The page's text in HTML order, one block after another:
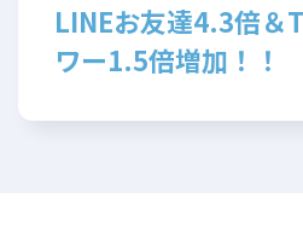
LINEお友達4.3倍
ワー1.5倍増加！！